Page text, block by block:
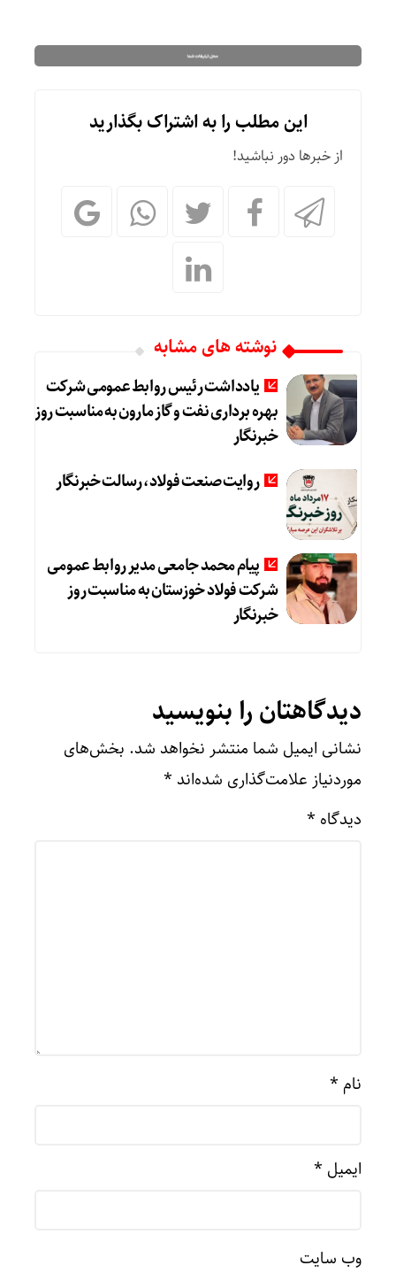
این مطلب را به اشتراک بگذارید
از خبرها دور نباشید!
نوشته های مشابه
یادداشت رئیس روابط عمومی شرکت
بهره برداری نفت و گاز مارون به مناسبت روز
خبرنگار
روایت صنعت فولاد،‌ رسالت خبرنگار
پیام محمد جامعی مدیر روابط عمومی
شرکت فولاد خوزستان به مناسبت روز
خبرنگار
دیدگاهتان را بنویسید
نشانی ایمیل شما منتشر نخواهد شد. بخش‌های
موردنیاز علامت‌گذاری شده‌اند *
دیدگاه *
نام *
ایمیل *
وب‌ سایت